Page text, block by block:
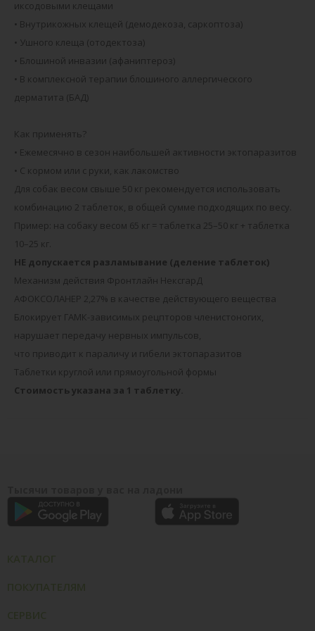
иксодовыми клещами
• Внутрикожных клещей (демодекоза, саркоптоза)
• Ушного клеща (отодектоза)
• Блошиной инвазии (афаниптероз)
• В комплексной терапии блошиного аллергического
дерматита (БАД)
Как применять?
• Ежемесячно в сезон наибольшей активности эктопаразитов
• С кормом или с руки, как лакомство
Для собак весом свыше 50 кг рекомендуется использовать
комбинацию 2 таблеток, в общей сумме подходящих по весу.
Пример: на собаку весом 65 кг = таблетка 25–50 кг + таблетка
10–25 кг.
НЕ допускается разламывание (деление таблеток)
Механизм действия Фронтлайн НексгарД
АФОКСОЛАНЕР 2,27% в качестве действующего вещества
Блокирует ГАМК-зависимых рецпторов членистоногих,
нарушает передачу нервных импульсов,
что приводит к параличу и гибели эктопаразитов
Таблетки круглой или прямоугольной формы
Стоимость указана за 1 таблетку.